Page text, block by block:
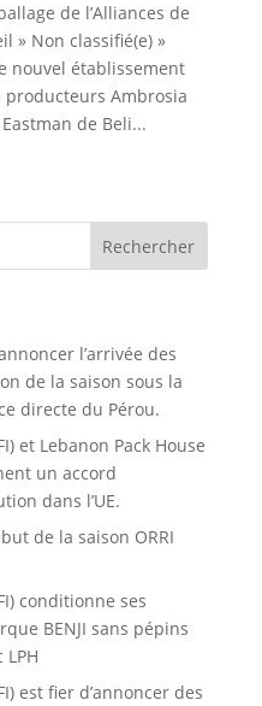
de l’Alliances de
» Non classifié(e) »
nouvel établissement
producteurs Ambrosia
de Beli...
l’arrivée des
de la saison sous la
directe du Pérou.
et Lebanon Pack House
un accord
dans l’UE.
de la saison ORRI
conditionne ses
BENJI sans pépins
est fier d’annoncer des